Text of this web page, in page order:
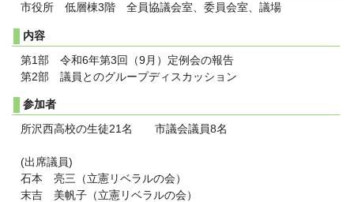
市役所 低層棟3階 全員協議会室、委員会室、議場
内容
第1部 令和6年第3回（9月）定例会の報告
第2部 議員とのグループディスカッション
参加者
所沢西高校の生徒21名 市議会議員8名
(出席議員)
石本 亮三（立憲リベラルの会）
末吉 美帆子（立憲リベラルの会）